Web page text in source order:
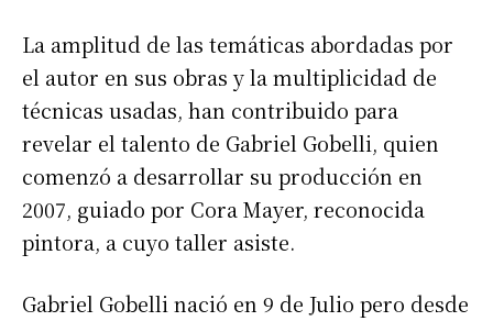
La amplitud de las temáticas abordadas por
el autor en sus obras y la multiplicidad de
técnicas usadas, han contribuido para
revelar el talento de Gabriel Gobelli, quien
comenzó a desarrollar su producción en
2007, guiado por Cora Mayer, reconocida
pintora, a cuyo taller asiste.
Gabriel Gobelli nació en 9 de Julio pero desde